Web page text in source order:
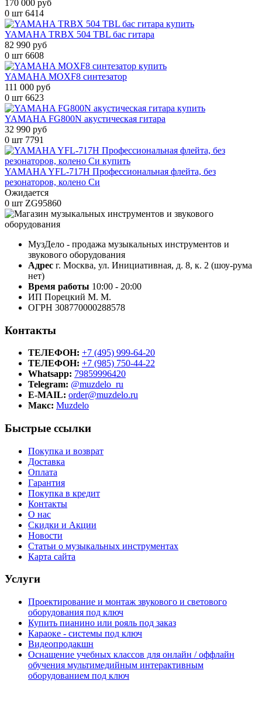
170 000 руб
0 шт 6414
YAMAHA TRBX 504 TBL бас гитара
82 990 руб
0 шт 6608
YAMAHA MOXF8 синтезатор
111 000 руб
0 шт 6623
YAMAHA FG800N акустическая гитара
32 990 руб
0 шт 7791
YAMAHA YFL-717H Профессиональная флейта, без
резонаторов, колено Си
Ожидается
0 шт ZG95860
МузДело - продажа музыкальных инструментов и
звукового оборудования
Адрес г. Москва, ул. Инициативная, д. 8, к. 2 (шоу-рума
нет)
Время работы 10:00 - 20:00
ИП Порецкий М. М.
ОГРН 308770000288578
Контакты
ТЕЛЕФОН: +7 (495) 999-64-20
ТЕЛЕФОН: +7 (985) 750-44-22
Whatsapp: 79859996420
Telegram: @muzdelo_ru
E-MAIL: order@muzdelo.ru
Макс: Muzdelo
Быстрые ссылки
Покупка и возврат
Доставка
Оплата
Гарантия
Покупка в кредит
Контакты
О нас
Скидки и Акции
Новости
Статьи о музыкальных инструментах
Карта сайта
Услуги
Проектирование и монтаж звукового и светового
оборудования под ключ
Купить пианино или рояль под заказ
Караоке - системы под ключ
Видеопродакшн
Оснащение учебных классов для онлайн / оффлайн
обучения мультимедийным интерактивным
оборудованием под ключ